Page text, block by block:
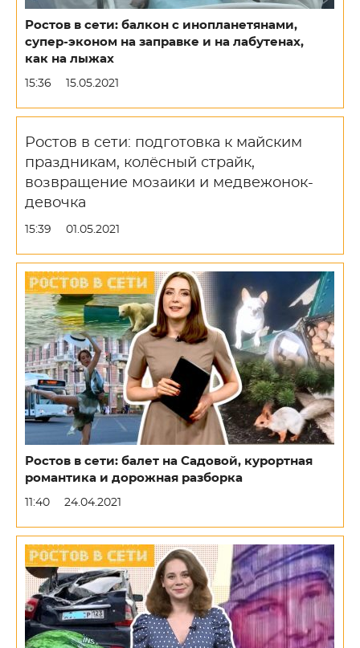
Ростов в сети: балкон с инопланетянами,
супер-эконом на заправке и на лабутенах,
как на лыжах
15:36 15.05.2021
Ростов в сети: подготовка к майским
праздникам, колёсный страйк,
возвращение мозаики и медвежонок-
девочка
15:39 01.05.2021
Ростов в сети: балет на Садовой, курортная
романтика и дорожная разборка
11:40 24.04.2021